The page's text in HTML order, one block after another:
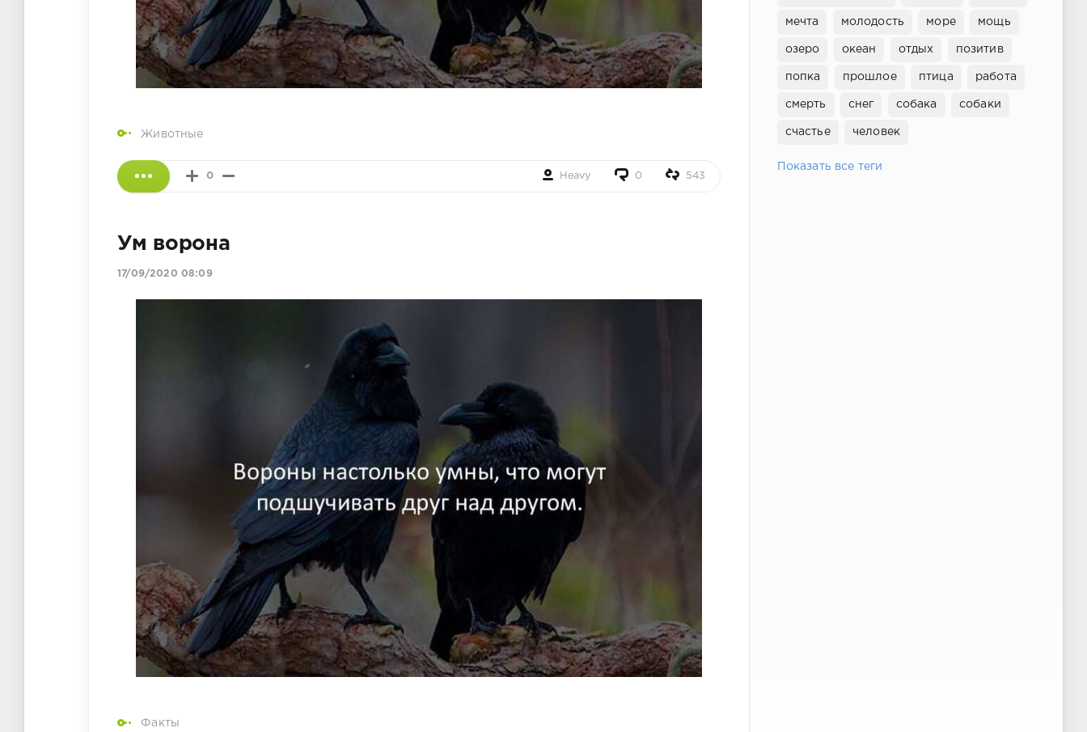
Животные
0 Heavy 0 543
Ум ворона
17/09/2020 08:09
Факты
мечта молодость море мощь
озеро океан отдых позитив
попка прошлое птица работа
смерть снег собака собаки
счастье человек
Показать все теги